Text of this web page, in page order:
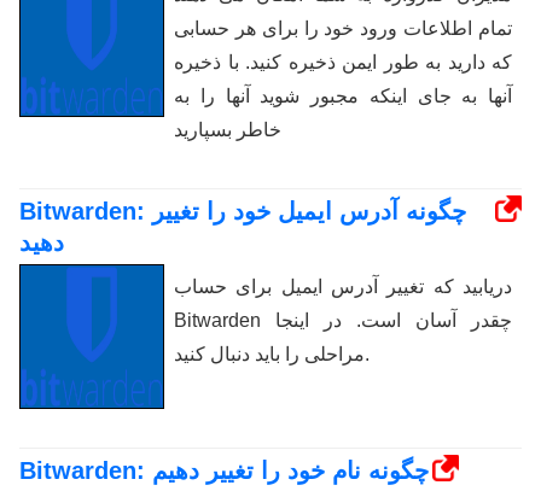
تمام اطلاعات ورود خود را برای هر حسابی
که دارید به طور ایمن ذخیره کنید. با ذخیره
آنها به جای اینکه مجبور شوید آنها را به
خاطر بسپارید
Bitwarden: چگونه آدرس ایمیل خود را تغییر
دهید
دریابید که تغییر آدرس ایمیل برای حساب
Bitwarden چقدر آسان است. در اینجا
مراحلی را باید دنبال کنید.
Bitwarden: چگونه نام خود را تغییر دهیم